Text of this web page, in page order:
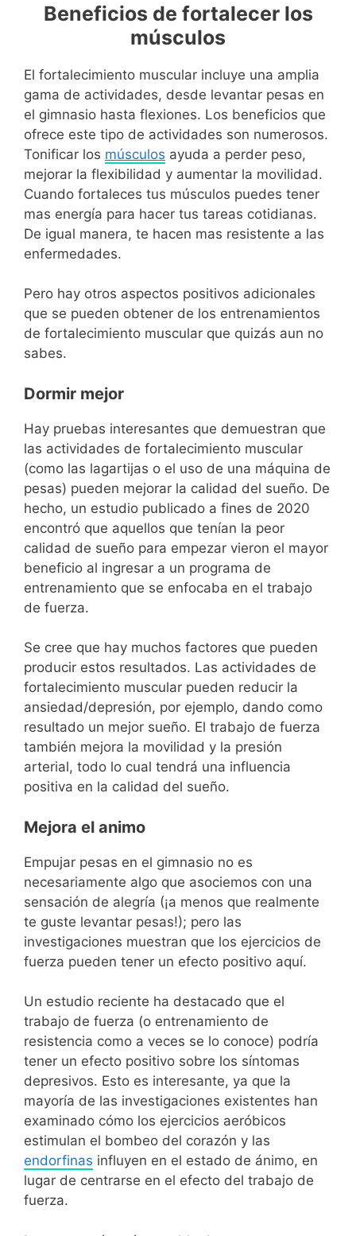
Beneficios de fortalecer los
músculos
El fortalecimiento muscular incluye una amplia
gama de actividades, desde levantar pesas en
el gimnasio hasta flexiones. Los beneficios que
ofrece este tipo de actividades son numerosos.
Tonificar los músculos ayuda a perder peso,
mejorar la flexibilidad y aumentar la movilidad.
Cuando fortaleces tus músculos puedes tener
mas energía para hacer tus tareas cotidianas.
De igual manera, te hacen mas resistente a las
enfermedades.
Pero hay otros aspectos positivos adicionales
que se pueden obtener de los entrenamientos
de fortalecimiento muscular que quizás aun no
sabes.
Dormir mejor
Hay pruebas interesantes que demuestran que
las actividades de fortalecimiento muscular
(como las lagartijas o el uso de una máquina de
pesas) pueden mejorar la calidad del sueño. De
hecho, un estudio publicado a fines de 2020
encontró que aquellos que tenían la peor
calidad de sueño para empezar vieron el mayor
beneficio al ingresar a un programa de
entrenamiento que se enfocaba en el trabajo
de fuerza.
Se cree que hay muchos factores que pueden
producir estos resultados. Las actividades de
fortalecimiento muscular pueden reducir la
ansiedad/depresión, por ejemplo, dando como
resultado un mejor sueño. El trabajo de fuerza
también mejora la movilidad y la presión
arterial, todo lo cual tendrá una influencia
positiva en la calidad del sueño.
Mejora el animo
Empujar pesas en el gimnasio no es
necesariamente algo que asociemos con una
sensación de alegría (¡a menos que realmente
te guste levantar pesas!); pero las
investigaciones muestran que los ejercicios de
fuerza pueden tener un efecto positivo aquí.
Un estudio reciente ha destacado que el
trabajo de fuerza (o entrenamiento de
resistencia como a veces se lo conoce) podría
tener un efecto positivo sobre los síntomas
depresivos. Esto es interesante, ya que la
mayoría de las investigaciones existentes han
examinado cómo los ejercicios aeróbicos
estimulan el bombeo del corazón y las
endorfinas influyen en el estado de ánimo, en
lugar de centrarse en el efecto del trabajo de
fuerza.